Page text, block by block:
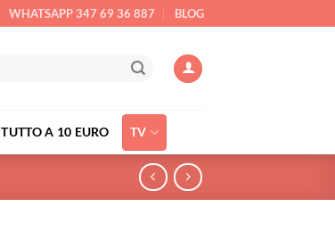
WHATSAPP 347 69 36 887 BLOG
TUTTO A 10 EURO TV